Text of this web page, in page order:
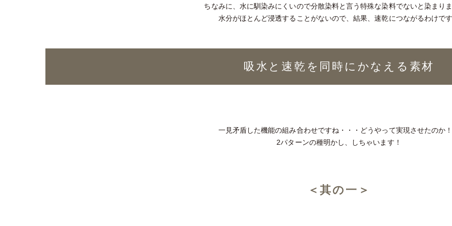
ちなみに、水に馴染みにくいので分散染料と言う特殊な染料でないと染まりま
水分がほとんど浸透することがないので、結果、速乾につながるわけです
吸水と速乾を同時にかなえる素材
一見矛盾した機能の組み合わせですね・・・どうやって実現させたのか
2パターンの種明かし、しちゃいます！
＜其の一＞